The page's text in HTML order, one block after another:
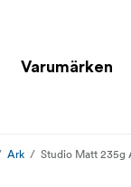
Varumärken
Ark Studio Matt 235g